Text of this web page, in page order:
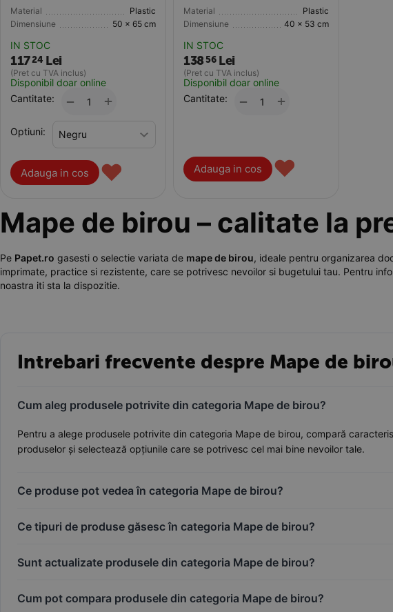
Mape de birou – calitate la
Pe Papet.ro gasesti o selectie variata de mape de birou, ideale pentru organizarea
imprimate, practice si rezistente, care se potrivesc nevoilor si bugetului tau. Pentru
noastra iti sta la dispozitie.
Material
Plastic
Dimensiune
50 x 65 cm
IN STOC
11724 Lei
(Pret cu TVA inclus)
Disponibil doar online
Cantitate:
+
−
Optiuni:
Adauga in cos ♥
Material
Plastic
Dimensiune
40 x 53 cm
IN STOC
13856 Lei
(Pret cu TVA inclus)
Disponibil doar online
Cantitate:
+
−
Adauga in cos ♥
Intrebari frecvente despre Mape de
Cum aleg produsele potrivite din categoria Mape de birou?
Pentru a alege produsele potrivite din categoria Mape de birou, compară
produselor și selectează opțiunile care se potrivesc cel mai bine nevoilor tale.
Ce produse pot vedea în categoria Mape de birou?
Ce tipuri de produse găsesc în categoria Mape de birou?
Sunt actualizate produsele din categoria Mape de birou?
Cum pot compara produsele din categoria Mape de birou?